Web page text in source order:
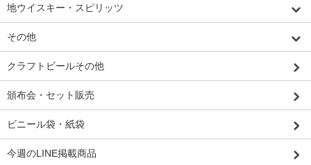
地ウイスキー・スピリッツ
その他
クラフトビールその他
頒布会・セット販売
ビニール袋・紙袋
今週のLINE掲載商品